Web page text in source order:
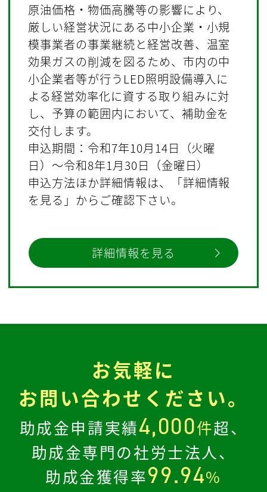
原油価格・物価高騰等の影響により、
厳しい経営状況にある中小企業・小規
模事業者の事業継続と経営改善、温室
効果ガスの削減を図るため、市内の中
小企業者等が行うLED照明設備導入に
よる経営効率化に資する取り組みに対
し、予算の範囲内において、補助金を
交付します。
申込期間：令和7年10月14日（火曜
日）～令和8年1月30日（金曜日）
申込方法ほか詳細情報は、「詳細情報
を見る」からご確認下さい。
詳細情報を見る
お気軽に
お問い合わせください。
助成金申請実績4,000件超、
助成金専門の社労士法人、
助成金獲得率99.94%